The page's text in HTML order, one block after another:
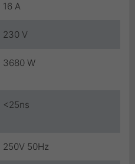
16 A
230 V
3680 W
<25ns
250V 50Hz